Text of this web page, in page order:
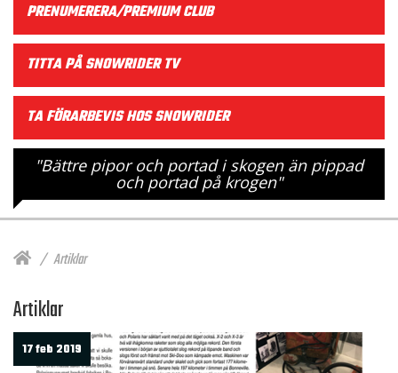
PRENUMERERA/PREMIUM CLUB
TITTA PÅ SNOWRIDER TV
TA FÖRARBEVIS HOS SNOWRIDER
"Bättre pipor och portad i skogen än pippad
och portad på krogen"
Artiklar
Artiklar
17 feb 2019